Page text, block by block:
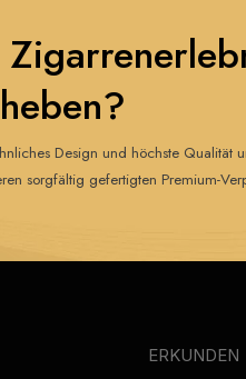
Design und höchste Qualität
sorgfältig gefertigten Premium-
ERKUNDEN